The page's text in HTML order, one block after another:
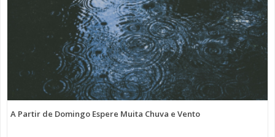
A Partir de Domingo Espere Muita Chuva e Vento